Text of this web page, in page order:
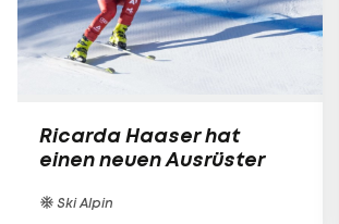
Ricarda Haaser hat
einen neuen Ausrüster
Ski Alpin